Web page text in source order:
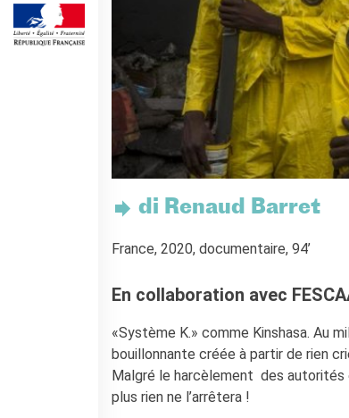
Cours pour les écoles
Cours entreprises
Informazioni utili: Calendario
e CGV
Cours de théâtre
DIPLÔMES ET TESTS
Diplômes DELF DALF
Test de Connaissance du
SERVICES DE
MÉDIATHÈQUE
Culturethèque
CINEMA
ÉCOLE & UNIVERSITÉ
Coopération éducative
Coopération universitaire
di Renaud Barret
France, 2020, documentaire, 94’
En collaboration avec
«Système K.» comme Kinshasa. Au
bouillonnante créée à partir de rien
Malgré le harcèlement des
plus rien ne l’arrêtera !